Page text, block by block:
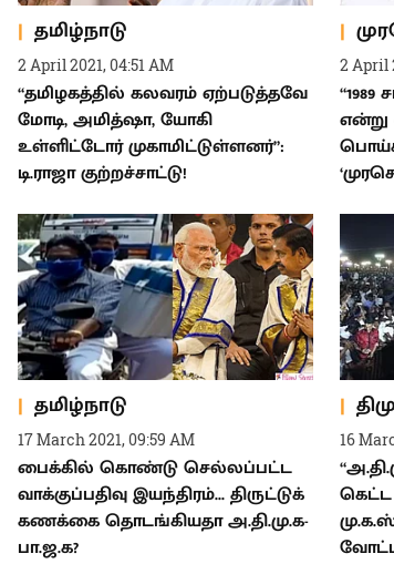
தமிழ்நாடு
2 April 2021, 04:51 AM
“தமிழகத்தில் கலவரம் ஏற்படுத்தவே
மோடி, அமித்ஷா, யோகி
உள்ளிட்டோர் முகாமிட்டுள்ளனர்”:
டி.ராஜா குற்றச்சாட்டு!
2 April
என்று
தமிழ்நாடு
17 March 2021, 09:59 AM
பைக்கில் கொண்டு செல்லப்பட்ட
வாக்குப்பதிவு இயந்திரம்... திருட்டுக்
கணக்கை தொடங்கியதா அ.தி.மு.க-
பா.ஜ.க?
16
கெட்ட